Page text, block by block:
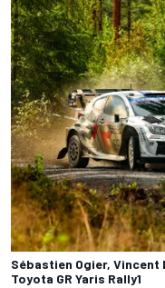
Sébastien Ogier, Vincent
Toyota GR Yaris Rally1